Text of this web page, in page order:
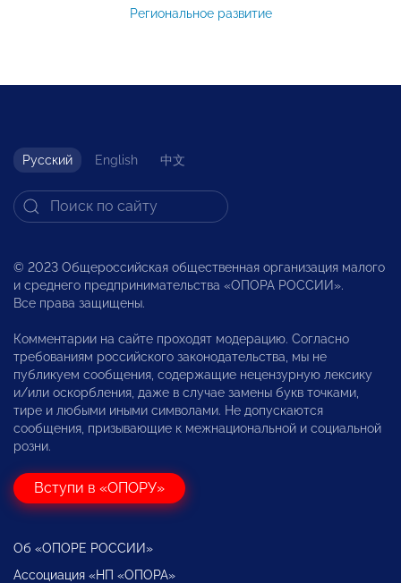
Региональное развитие
Русский English 中文
© 2023 Общероссийская общественная организация малого
и среднего предпринимательства «ОПОРА РОССИИ».
Все права защищены.
Комментарии на сайте проходят модерацию. Согласно
требованиям российского законодательства, мы не
публикуем сообщения, содержащие нецензурную лексику
и/или оскорбления, даже в случае замены букв точками,
тире и любыми иными символами. Не допускаются
сообщения, призывающие к межнациональной и социальной
розни.
Вступи в «ОПОРУ»
Об «ОПОРЕ РОССИИ»
Ассоциация «НП «ОПОРА»